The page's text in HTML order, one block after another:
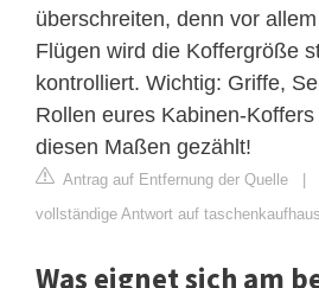
überschreiten, denn vor
Flügen wird die Koffergröße
kontrolliert. Wichtig: Griffe,
Rollen eures Kabinen-
diesen Maßen gezählt!
Antrag auf Entfernung der Quelle |
vollständige Antwort auf
Was eignet sich am